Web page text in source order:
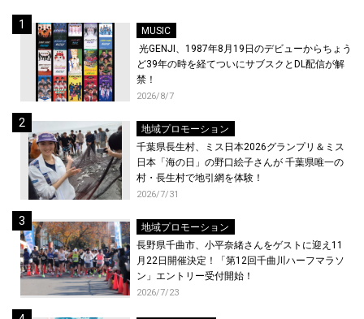
MUSIC
光GENJI、1987年8月19日のデビューからちょう
ど39年の時を経てついにサブスクとDL配信が解
禁！
2026/8/7
地域プロモーション
千葉県長生村、ミス日本2026グランプリ＆ミス
日本「海の日」の野口絵子さんが 千葉県唯一の
村・長生村で地引網を体験！
2026/7/31
地域プロモーション
長野県千曲市、小平奈緒さんをゲストに迎え11
月22日開催決定！「第12回千曲川ハーフマラソ
ン」エントリー受付開始！
2026/7/23